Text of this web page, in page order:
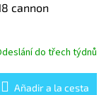
cannon
do třech týdnů
Añadir a la cesta